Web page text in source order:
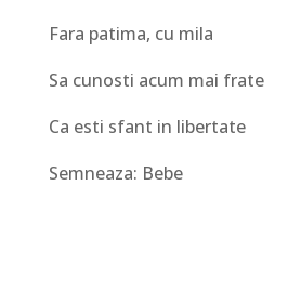
Fara patima, cu mila
Sa cunosti acum mai frate
Ca esti sfant in libertate
Semneaza: Bebe